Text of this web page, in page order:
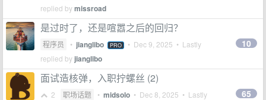
replied bymissroad
是过时了，还是喧嚣之后的回归？
程序员 • jianglibo PRO • Dec 9, 2025 • Lastly
replied by jianglibo
10
面试造核弹，入职拧螺丝 (2)
2 职场话题 • midsolo • Dec 8, 2025 • Lastly
65